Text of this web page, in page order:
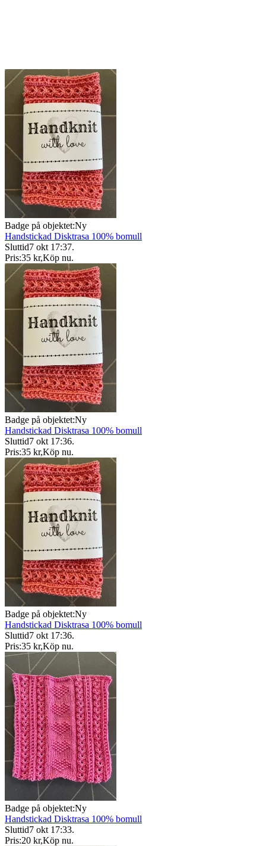
Badge på objektet:Ny
Handstickad Disktrasa 100% bomull
Sluttid7 okt 17:37.
Pris:35 kr,Köp nu.
Badge på objektet:Ny
Handstickad Disktrasa 100% bomull
Sluttid7 okt 17:36.
Pris:35 kr,Köp nu.
Badge på objektet:Ny
Handstickad Disktrasa 100% bomull
Sluttid7 okt 17:36.
Pris:35 kr,Köp nu.
Badge på objektet:Ny
Handstickad Disktrasa 100% bomull
Sluttid7 okt 17:33.
Pris:20 kr,Köp nu.